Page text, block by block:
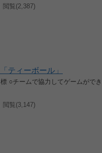
閲覧(2,387)
ティーボール」
○チームで協力してゲームがで
閲覧(3,147)